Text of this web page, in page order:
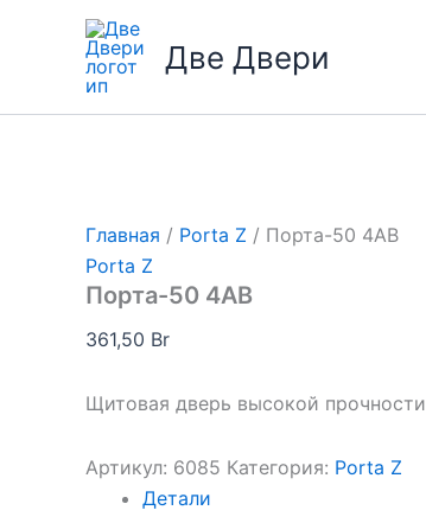
содержимому
Две Двери
Главная / Porta Z / Порта-50 4AB
Porta Z
Порта-50 4AB
361,50 Br
Щитовая дверь высокой прочности
Артикул: 6085 Категория: Porta Z
Детали